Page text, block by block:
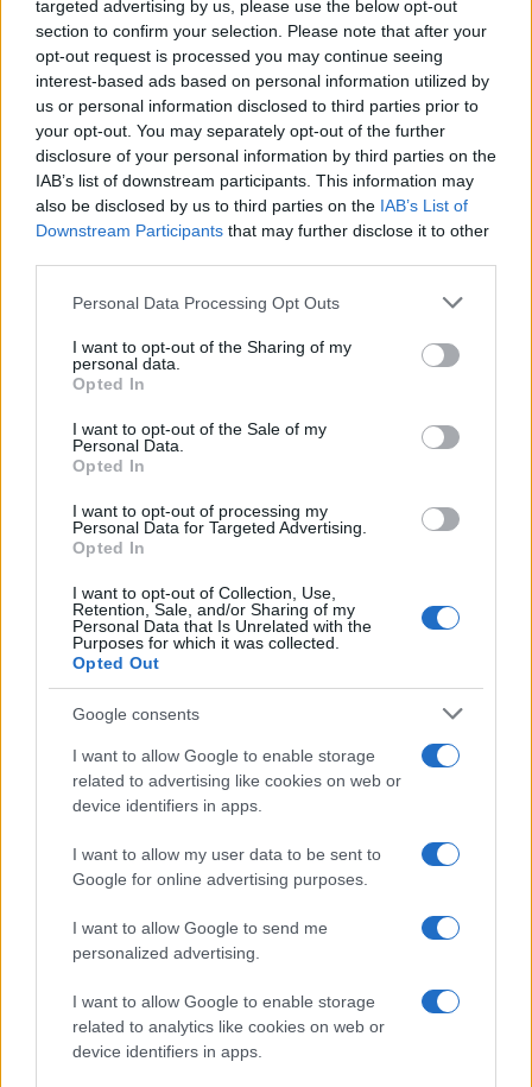
targeted advertising by us, please use the below opt-out
section to confirm your selection. Please note that after your
opt-out request is processed you may continue seeing
interest-based ads based on personal information utilized by
us or personal information disclosed to third parties prior to
your opt-out. You may separately opt-out of the further
disclosure of your personal information by third parties on the
IAB’s list of downstream participants. This information may
also be disclosed by us to third parties on the IAB’s List of
Downstream Participants that may further disclose it to other
Please note that this website/app uses one or more Google
not limited to your visit or usage behaviour. You may click to
grant or deny consent to Google and its third-party tags to
use your data for below specified purposes in below Google
consent section.
Personal Data Processing Opt Outs
I want to opt-out of the Sharing of my
personal data.
Opted In
I want to opt-out of the Sale of my
Personal Data.
Opted In
I want to opt-out of processing my
Personal Data for Targeted Advertising.
Opted In
I want to opt-out of Collection, Use,
Retention, Sale, and/or Sharing of my
Personal Data that Is Unrelated with the
Purposes for which it was collected.
Opted Out
Google consents
I want to allow Google to enable storage
related to advertising like cookies on web or
device identifiers in apps.
I want to allow my user data to be sent to
Google for online advertising purposes.
I want to allow Google to send me
personalized advertising.
I want to allow Google to enable storage
related to analytics like cookies on web or
device identifiers in apps.
creatividad y un toque de aventura.
Así que, si sueñas con ser parte de este
apasionante mundo, recuerda que la dedicación, la
creatividad y el trabajo en equipo son
fundamentales. ¿Estás listo para dar el primer paso
hacia tu carrera en la cocina de un hotel de lujo?
AUTOR
Sigue leyendo